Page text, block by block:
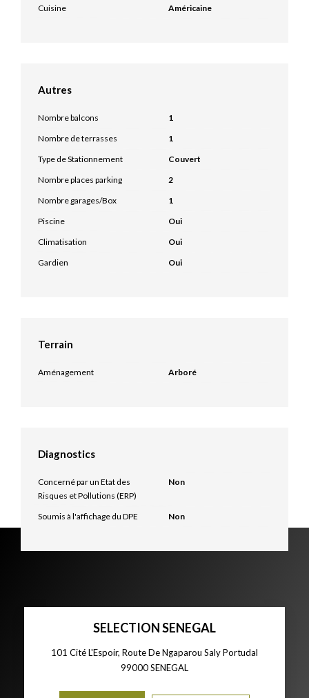
Cuisine Américaine
Autres
Nombre balcons
1
Nombre de terrasses
1
Type de Stationnement
Couvert
Nombre places parking
2
Nombre garages/Box
1
Piscine
Oui
Climatisation
Oui
Gardien
Oui
Terrain
Aménagement Arboré
Diagnostics
Concerné par un Etat des
Risques et Pollutions (ERP)
Non
Soumis à l'affichage du DPE Non
SELECTION SENEGAL
101 Cité L'Espoir, Route De Ngaparou Saly Portudal
99000SENEGAL